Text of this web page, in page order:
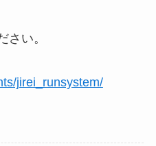
さい。
jirei_runsystem/